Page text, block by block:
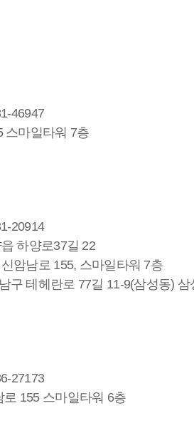
46947
스마일타워 7층
20914
하양로37길 22
암남로 155, 스마일타워 7층
구 테헤란로 77길 11-9(삼성동) 삼
27173
155 스마일타워 6층